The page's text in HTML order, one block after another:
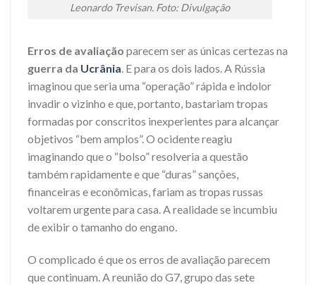
Leonardo Trevisan. Foto: Divulgação
Erros de avaliação parecem ser as únicas certezas na
guerra da Ucrânia. E para os dois lados. A Rússia
imaginou que seria uma “operação” rápida e indolor
invadir o vizinho e que, portanto, bastariam tropas
formadas por conscritos inexperientes para alcançar
objetivos “bem amplos”. O ocidente reagiu
imaginando que o “bolso” resolveria a questão
também rapidamente e que “duras” sanções,
financeiras e econômicas, fariam as tropas russas
voltarem urgente para casa. A realidade se incumbiu
de exibir o tamanho do engano.
O complicado é que os erros de avaliação parecem
que continuam. A reunião do G7, grupo das sete